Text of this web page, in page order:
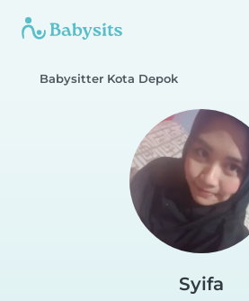
Babysitter Kota Depok
Syifa